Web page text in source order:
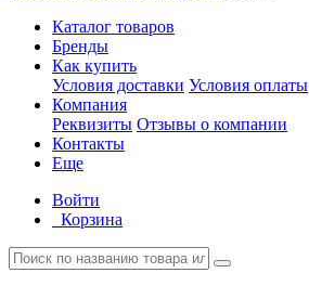
Каталог товаров
Бренды
Как купить
Условия доставки Условия оплаты
Компания
Реквизиты Отзывы о компании
Контакты
Еще
Войти
Корзина